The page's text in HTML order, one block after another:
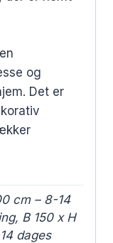
og
Det er
cm – 8-14
B 150 x H
dages